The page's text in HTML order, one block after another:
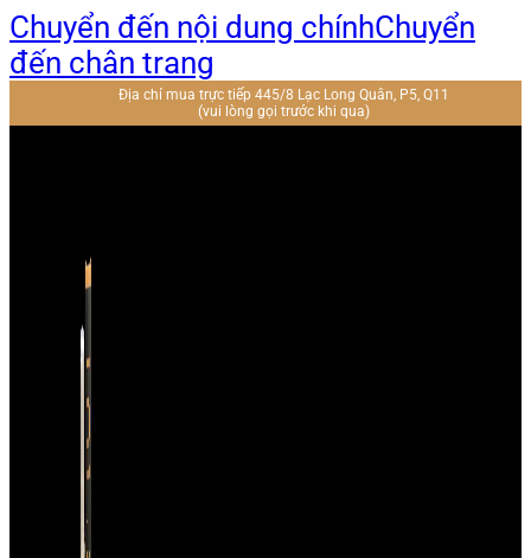
Chuyển đến nội dung chínhChuyển
đến chân trang
Địa chỉ mua trực tiếp 445/8 Lạc Long Quân, P5, Q11
(vui lòng gọi trước khi qua)